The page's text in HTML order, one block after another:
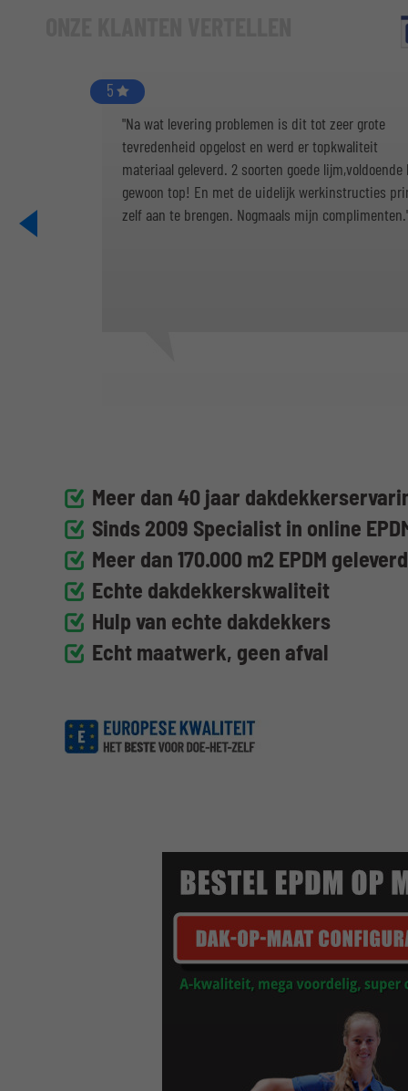
5
"Na wat levering problemen is dit tot zeer grote
tevredenheid opgelost en werd er topkwaliteit
materiaal geleverd. 2 soorten goede lijm,voldoende
gewoon top! En met de uidelijk werkinstructies
zelf aan te brengen. Nogmaals mijn
Meer dan 40 jaar
Sinds 2009 Specialist in online
Meer dan 170.000 m2 EPDM
Echte dakdekkerskwaliteit
Hulp van echte dakdekkers
Echt maatwerk, geen afval